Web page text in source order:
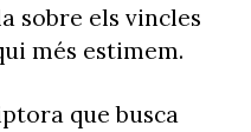
sobre els vincles
més estimem.
que busca